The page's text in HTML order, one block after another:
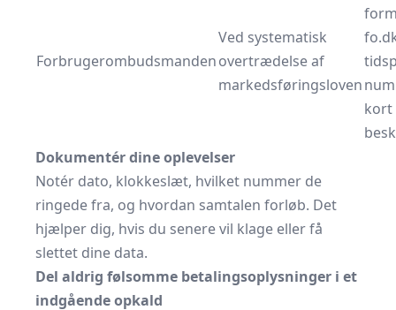
Forbrugerombudsmanden
Ved systematisk
overtrædelse af
markedsføringsloven
kort
Dokumentér dine oplevelser
Notér dato, klokkeslæt, hvilket nummer de
ringede fra, og hvordan samtalen forløb. Det
hjælper dig, hvis du senere vil klage eller få
slettet dine data.
Del aldrig følsomme betalingsoplysninger i et
indgående opkald